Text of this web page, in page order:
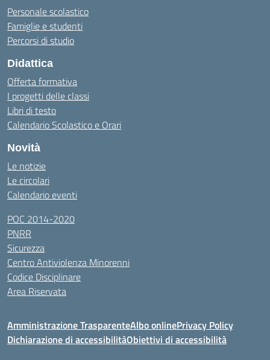
Personale scolastico
Famiglie e studenti
Percorsi di studio
Didattica
Offerta formativa
I progetti delle classi
Libri di testo
Calendario Scolastico e Orari
Novità
Le notizie
Le circolari
Calendario eventi
POC 2014-2020
PNRR
Sicurezza
Centro Antiviolenza Minorenni
Codice Disciplinare
Area Riservata
Amministrazione TrasparenteAlbo onlinePrivacy Policy
Dichiarazione di accessibilitàObiettivi di accessibilità